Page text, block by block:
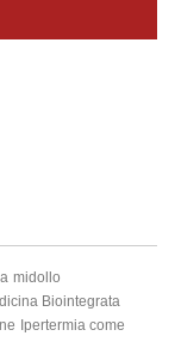
midollo
Biointegrata
Ipertermia come